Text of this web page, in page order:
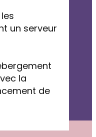
un serveur
la
de